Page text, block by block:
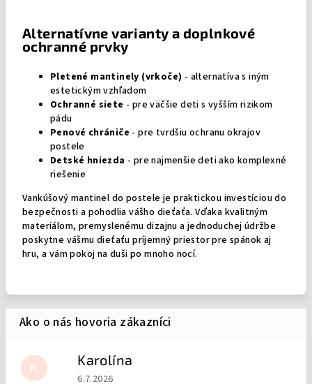
Alternatívne varianty a doplnkové
ochranné prvky
Pletené mantinely (vrkoče) - alternatíva s iným
estetickým vzhľadom
Ochranné siete - pre väčšie deti s vyšším rizikom
pádu
Penové chrániče - pre tvrdšiu ochranu okrajov
postele
Detské hniezda - pre najmenšie deti ako komplexné
riešenie
Vankúšový mantinel do postele je praktickou investíciou do
bezpečnosti a pohodlia vášho dieťaťa. Vďaka kvalitným
materiálom, premyslenému dizajnu a jednoduchej údržbe
poskytne vášmu dieťaťu príjemný priestor pre spánok aj
hru, a vám pokoj na duši po mnoho nocí.
K Karolína
Hodnotenie obchodu je 5 z 5 hviezdičiek.
6.7.2026